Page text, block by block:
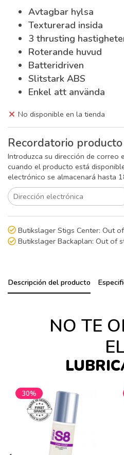
Avtagbar hylsa
Texturerad insida
3 thrusting
Roterande huvud
Batteridriven
Slitstark ABS
Enkel att använda
No disponible en la tienda
Recordatorio producto
Introduzca su dirección de correo
cuando el producto está
electrónico se almacenará hasta
Butikslager Stigs Center: Out
Butikslager Backaplan: Out of
Descripción del producto
NO TE
30%